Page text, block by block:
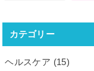
カテゴリー
ヘルスケア (15)